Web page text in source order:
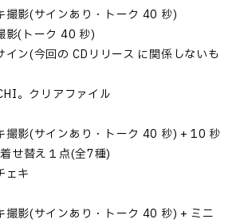
撮影(サインあり・トーク 40 秒)
影(トーク 40 秒)
イン(今回の CDリリース に関係しないも
。クリアファイル
撮影(サインあり・トーク 40 秒) + 10 秒
せ替え１点(全7種)
ェキ
撮影(サインあり・トーク 40 秒) + ミニ